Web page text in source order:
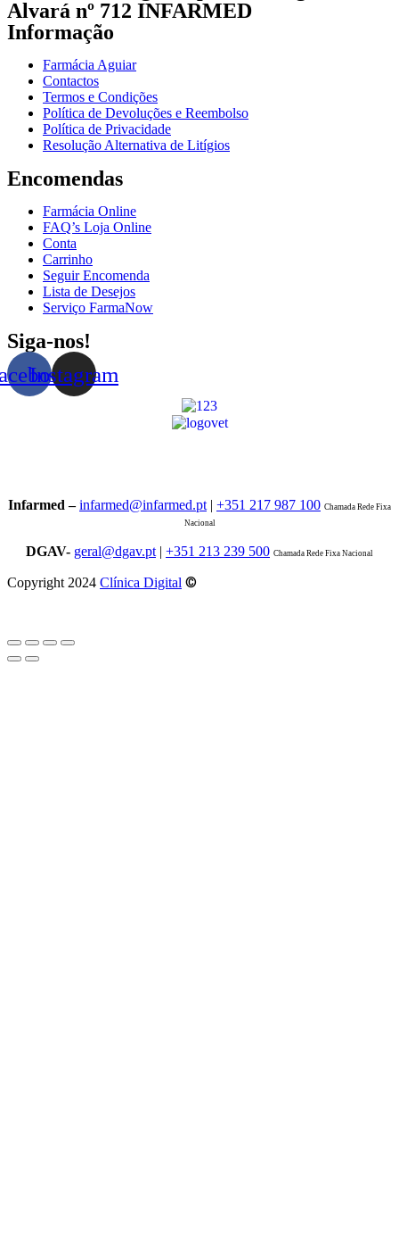
Alvará nº 712 INFARMED
Informação
Farmácia Aguiar
Contactos
Termos e Condições
Política de Devoluções e Reembolso
Política de Privacidade
Resolução Alternativa de Litígios
Encomendas
Farmácia Online
FAQ’s Loja Online
Conta
Carrinho
Seguir Encomenda
Lista de Desejos
Serviço FarmaNow
Siga-nos!
Instagram
Infarmed –infarmed@infarmed.pt | +351 217 987 100 Chamada Rede Fixa
Nacional
DGAV- geral@dgav.pt | +351 213 239 500 Chamada Rede Fixa Nacional
Copyright 2024 Clínica Digital ©